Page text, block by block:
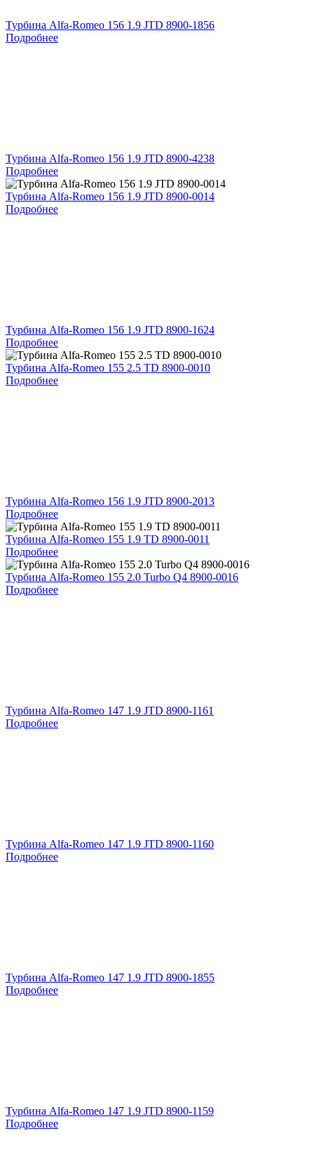
Турбина Alfa-Romeo 156 1.9 JTD 8900-1856
Подробнее
Турбина Alfa-Romeo 156 1.9 JTD 8900-4238
Подробнее
Турбина Alfa-Romeo 156 1.9 JTD 8900-0014
Подробнее
Турбина Alfa-Romeo 156 1.9 JTD 8900-1624
Подробнее
Турбина Alfa-Romeo 155 2.5 TD 8900-0010
Подробнее
Турбина Alfa-Romeo 156 1.9 JTD 8900-2013
Подробнее
Турбина Alfa-Romeo 155 1.9 TD 8900-0011
Подробнее
Турбина Alfa-Romeo 155 2.0 Turbo Q4 8900-0016
Подробнее
Турбина Alfa-Romeo 147 1.9 JTD 8900-1161
Подробнее
Турбина Alfa-Romeo 147 1.9 JTD 8900-1160
Подробнее
Турбина Alfa-Romeo 147 1.9 JTD 8900-1855
Подробнее
Турбина Alfa-Romeo 147 1.9 JTD 8900-1159
Подробнее